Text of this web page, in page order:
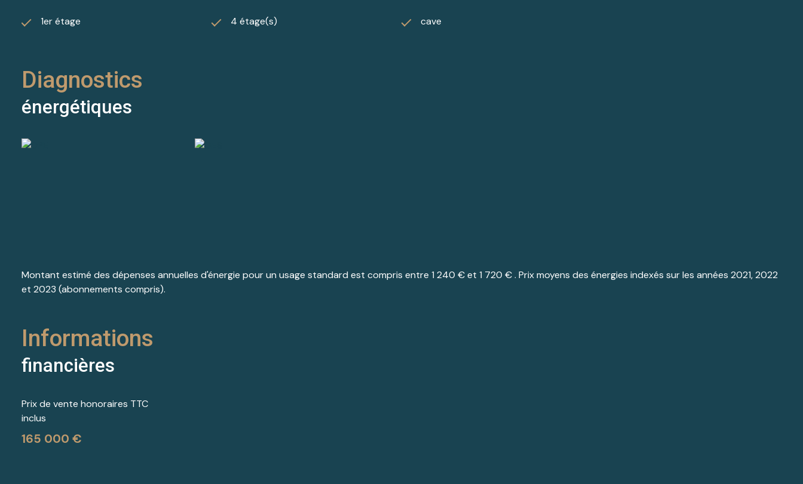
1er étage 4 étage(s) cave
Diagnostics
énergétiques
Montant estimé des dépenses annuelles d'énergie pour un usage standard est compris entre 1 240 € et 1 720 € . Prix moyens des énergies indexés sur les années 2021, 2022
et 2023 (abonnements compris).
Informations
financières
Prix de vente honoraires TTC
inclus
165 000 €